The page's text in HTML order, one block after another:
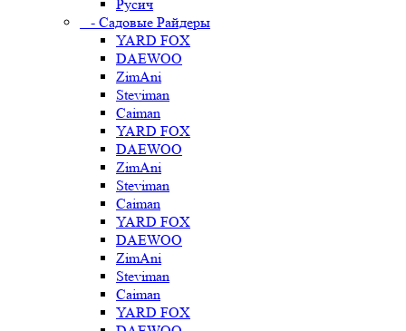
Русич
- Садовые Райдеры
YARD FOX
DAEWOO
ZimAni
Steviman
Caiman
YARD FOX
DAEWOO
ZimAni
Steviman
Caiman
YARD FOX
DAEWOO
ZimAni
Steviman
Caiman
YARD FOX